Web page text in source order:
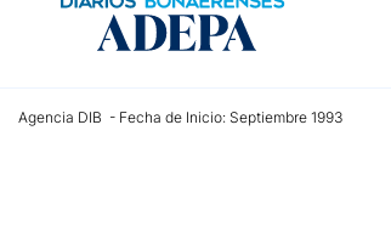
Agencia DIB - Fecha de Inicio: Septiembre 1993